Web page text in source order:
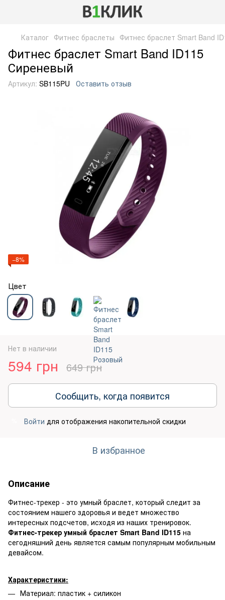
Каталог Фитнес браслеты Фитнес браслет Smart Band
Фитнес браслет Smart Band ID115
Сиреневый
Артикул: SB115PU Оставить отзыв
−8%
Цвет
Нет в наличии
594 грн 649 грн
Сообщить, когда появится
Войти для отображения накопительной скидки
В избранное
Описание
Фитнес-трекер - это умный браслет, который следит за
состоянием нашего здоровья и ведет множество
интересных подсчетов, исходя из наших тренировок.
Фитнес-трекер умный браслет Smart Band ID115 на
сегодняшний день является самым популярным мобильным
девайсом.
Характеристики:
Материал: пластик + силикон